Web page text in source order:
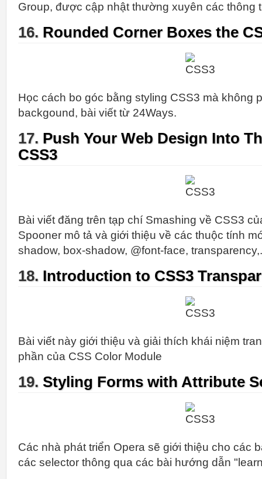
Group, được cập nhật thường xuyên các thông
16. Rounded Corner Boxes the
Học cách bo góc bằng styling CSS3 mà không
backgound, bài viết từ 24Ways.
17. Push Your Web Design Into
CSS3
Bài viết đăng trên tạp chí Smashing về CSS3
Spooner mô tả và giới thiệu về các thuộc tính
shadow, box-shadow, @font-face,
18. Introduction to CSS3
Bài viết này giới thiệu và giải thích khái niệm
phần của CSS Color Module
19. Styling Forms with Attribute
Các nhà phát triển Opera sẽ giới thiệu cho các
các selector thông qua các bài hướng dẫn